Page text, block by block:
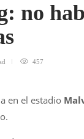
no
457
en el estadio